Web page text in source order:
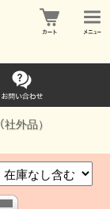
社外品）